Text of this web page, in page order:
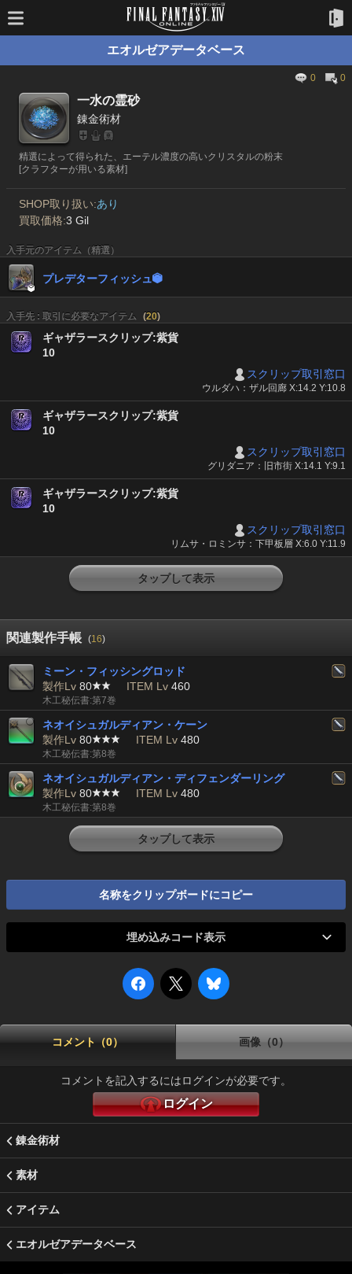
エオルゼアデータベース
0 0
一水の霊砂
錬金術材
精選によって得られた、エーテル濃度の高いクリスタルの粉末
[クラフターが用いる素材]
SHOP取り扱い:あり
買取価格:3 Gil
入手元のアイテム（精選）

プレデターフィッシュ
入手先 : 取引に必要なアイテム (20)
ギャザラースクリップ:紫貨
10
スクリップ取引窓口
ウルダハ：ザル回廊 X:14.2 Y:10.8
ギャザラースクリップ:紫貨
10
スクリップ取引窓口
グリダニア：旧市街 X:14.1 Y:9.1
ギャザラースクリップ:紫貨
10
スクリップ取引窓口
リムサ・ロミンサ：下甲板層 X:6.0 Y:11.9
タップして表示
関連製作手帳 (16)
ミーン・フィッシングロッド
製作Lv 80 ITEM Lv 460
木工秘伝書:第7巻
ネオイシュガルディアン・ケーン
製作Lv 80 ITEM Lv 480
木工秘伝書:第8巻
ネオイシュガルディアン・ディフェンダーリング
製作Lv 80 ITEM Lv 480
木工秘伝書:第8巻
タップして表示
名称をクリップボードにコピー
埋め込みコード表示
コメント（0） 画像（0）
コメントを記入するにはログインが必要です。
ログイン
錬金術材
素材
アイテム
エオルゼアデータベース